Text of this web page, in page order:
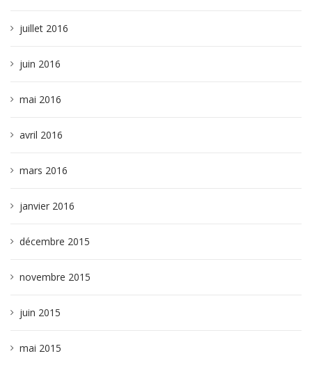
juillet 2016
juin 2016
mai 2016
avril 2016
mars 2016
janvier 2016
décembre 2015
novembre 2015
juin 2015
mai 2015